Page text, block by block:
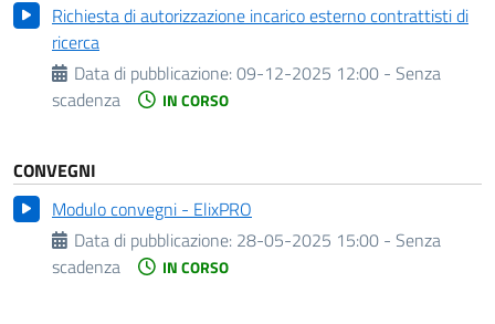
Richiesta di autorizzazione incarico esterno contrattisti di
ricerca
Data di pubblicazione:09-12-2025 12:00 - Senza
scadenza
IN CORSO
CONVEGNI
Modulo convegni - ElixPRO
Data di pubblicazione: 28-05-2025 15:00 - Senza
scadenza
IN CORSO